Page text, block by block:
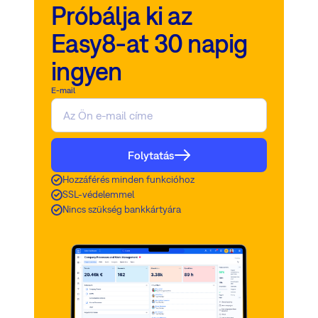
Próbálja ki az
Easy8-at 30 napig
ingyen
E-mail
Folytatás
Hozzáférés minden funkcióhoz
SSL-védelemmel
Nincs szükség bankkártyára